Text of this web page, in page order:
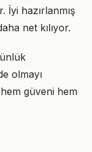
İyi hazırlanmış
net kılıyor.
olmayı
güveni hem